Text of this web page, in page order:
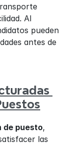
Al
pueden
antes de
de puesto,
las